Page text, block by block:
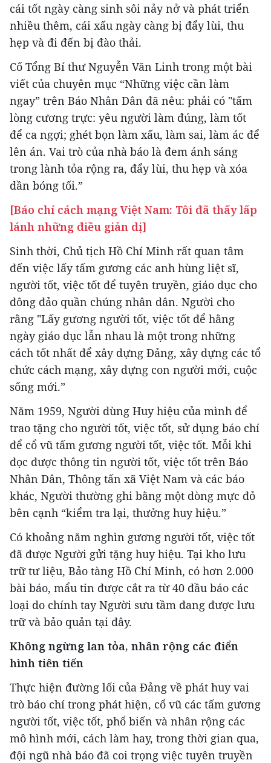
cái tốt ngày càng sinh sôi nảy nở và phát triển
nhiều thêm, cái xấu ngày càng bị đẩy lùi, thu
hẹp và đi đến bị đào thải.
Cố Tổng Bí thư Nguyễn Văn Linh trong một bài
viết của chuyên mục “Những việc cần làm
ngay” trên Báo Nhân Dân đã nêu: phải có "tấm
lòng cương trực: yêu người làm đúng, làm tốt
để ca ngợi; ghét bọn làm xấu, làm sai, làm ác để
lên án. Vai trò của nhà báo là đem ánh sáng
trong lành tỏa rộng ra, đẩy lùi, thu hẹp và xóa
dần bóng tối.”
[Báo chí cách mạng Việt Nam: Tôi đã thấy lấp
lánh những điều giản dị]
Sinh thời, Chủ tịch Hồ Chí Minh rất quan tâm
đến việc lấy tấm gương các anh hùng liệt sĩ,
người tốt, việc tốt để tuyên truyền, giáo dục cho
đông đảo quần chúng nhân dân. Người cho
rằng "Lấy gương người tốt, việc tốt để hằng
ngày giáo dục lẫn nhau là một trong những
cách tốt nhất để xây dựng Ðảng, xây dựng các tổ
chức cách mạng, xây dựng con người mới, cuộc
sống mới.”
Năm 1959, Người dùng Huy hiệu của mình để
trao tặng cho người tốt, việc tốt, sử dụng báo chí
để cổ vũ tấm gương người tốt, việc tốt. Mỗi khi
đọc được thông tin người tốt, việc tốt trên Báo
Nhân Dân, Thông tấn xã Việt Nam và các báo
khác, Người thường ghi bằng một dòng mực đỏ
bên cạnh “kiểm tra lại, thưởng huy hiệu.”
Có khoảng năm nghìn gương người tốt, việc tốt
đã được Người gửi tặng huy hiệu. Tại kho lưu
trữ tư liệu, Bảo tàng Hồ Chí Minh, có hơn 2.000
bài báo, mẩu tin được cắt ra từ 40 đầu báo các
loại do chính tay Người sưu tầm đang được lưu
trữ và bảo quản tại đây.
Không ngừng lan tỏa, nhân rộng các điển
hình tiên tiến
Thực hiện đường lối của Đảng về phát huy vai
trò báo chí trong phát hiện, cổ vũ các tấm gương
người tốt, việc tốt, phổ biến và nhân rộng các
mô hình mới, cách làm hay, trong thời gian qua,
đội ngũ nhà báo đã coi trọng việc tuyên truyền